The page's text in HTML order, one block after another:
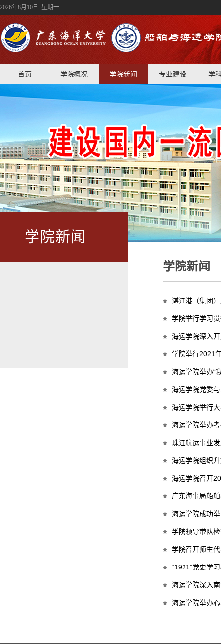
2026年8月10日 星期一
首页 学院概况 学院新闻 专业建设 学
学院新闻
学院新闻
湛江港（集团
学院举行学习
海运学院深入
学院举行2021
海运学院举办“
海运学院党委
海运学院举行
海运学院举办
珠江航运事业
海运学院组织
海运学院召开
广东海事局船
海运学院成功
学院领导带队
学院召开师生
“1921”党史学
海运学院深入
海运学院举办